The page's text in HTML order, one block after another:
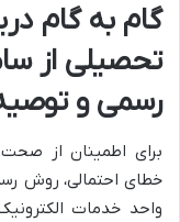
رسمی و
برای اطمینان از
خطای احتمالی، روش